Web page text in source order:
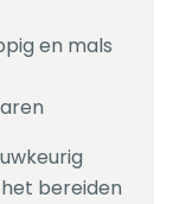
en mals
bereiden